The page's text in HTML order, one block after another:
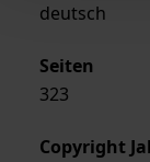
deutsch
Seiten
323
Copyright